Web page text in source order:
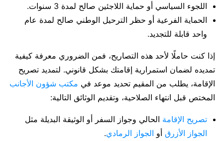
اللجوء السياسي أو حماية اللاجئين صالح لمدة 3 سنوات.
الحماية الفرعية أو حظر الترحيل الوطني صالح لمدة عام
واحد قابلة للتجديد.
إذا كنت حاملًا لأحد هذه التصاريح، فمن الضروري معرفة كيفية
تمديده لضمان استمرارية إقامتك بشكل قانوني. لتمديد تصريح
الإقامة، يطلب من المقيم تحديد موعد في مكتب شؤون الأجانب
المختص قبل انتهاء الصلاحية، وتقديم الوثائق التالية:
تصريح الإقامة الحالي وجواز السفر أو الوثيقة البديلة مثل
الجواز الأزرق أو الجواز الرمادي.